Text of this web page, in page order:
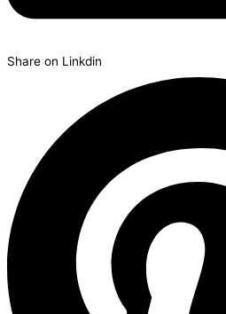
Share on Linkdin